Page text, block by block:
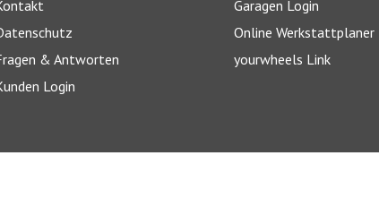
& Antworten
Login
Garagen Login
Online Werkstattplaner
yourwheels Link